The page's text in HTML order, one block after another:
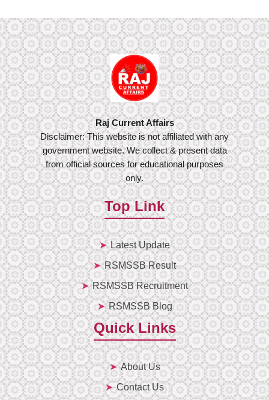
Raj Current Affairs
Disclaimer: This website is not affiliated with any
government website. We collect & present data
from official sources for educational purposes
only.
Top Link
Latest Update
RSMSSB Result
RSMSSB Recruitment
RSMSSB Blog
Quick Links
About Us
Contact Us